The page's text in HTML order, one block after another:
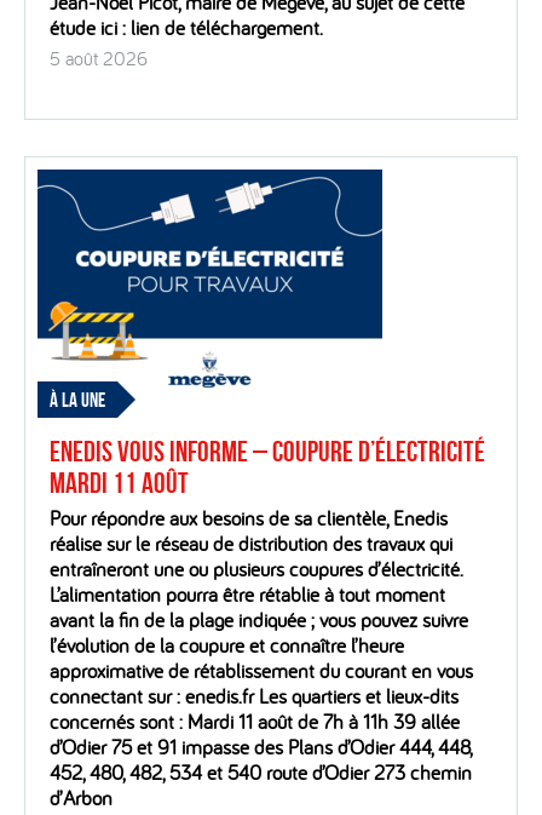
étude ici : lien de téléchargement.
5 août 2026
À LA UNE
Enedis vous informe – Coupure d’électricité
mardi 11 août
Pour répondre aux besoins de sa clientèle, Enedis
réalise sur le réseau de distribution des travaux qui
entraîneront une ou plusieurs coupures d’électricité.
L’alimentation pourra être rétablie à tout moment
avant la fin de la plage indiquée ; vous pouvez suivre
l’évolution de la coupure et connaître l’heure
approximative de rétablissement du courant en vous
connectant sur : enedis.fr Les quartiers et lieux-dits
concernés sont : Mardi 11 août de 7h à 11h 39 allée
d’Odier 75 et 91 impasse des Plans d’Odier 444, 448,
452, 480, 482, 534 et 540 route d’Odier 273 chemin
d’Arbon